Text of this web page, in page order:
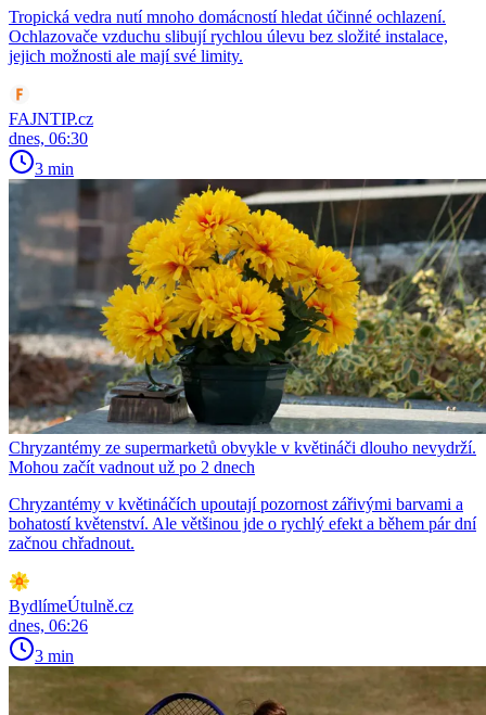
Tropická vedra nutí mnoho domácností hledat účinné ochlazení.
Ochlazovače vzduchu slibují rychlou úlevu bez složité instalace,
jejich možnosti ale mají své limity.
FAJNTIP.cz
dnes, 06:30
3 min
Chryzantémy ze supermarketů obvykle v květináči dlouho nevydrží.
Mohou začít vadnout už po 2 dnech
Chryzantémy v květináčích upoutají pozornost zářivými barvami a
bohatostí květenství. Ale většinou jde o rychlý efekt a během pár dní
začnou chřadnout.
BydlímeÚtulně.cz
dnes, 06:26
3 min